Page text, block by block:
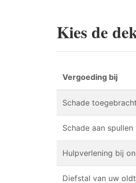
Kies de
Vergoeding bij
Schade
Schade aan spullen
Hulpverlening bij
Diefstal van uw